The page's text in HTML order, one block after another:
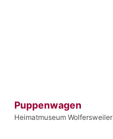
Puppenwagen
Heimatmuseum Wolfersweiler